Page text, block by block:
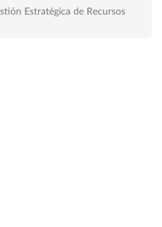
Estratégica de Recursos